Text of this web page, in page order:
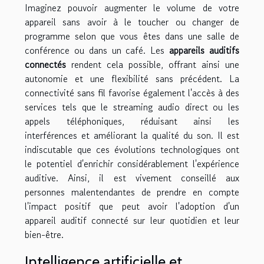
Imaginez pouvoir augmenter le volume de votre
appareil sans avoir à le toucher ou changer de
programme selon que vous êtes dans une salle de
conférence ou dans un café. Les appareils auditifs
connectés rendent cela possible, offrant ainsi une
autonomie et une flexibilité sans précédent. La
connectivité sans fil favorise également l'accès à des
services tels que le streaming audio direct ou les
appels téléphoniques, réduisant ainsi les
interférences et améliorant la qualité du son. Il est
indiscutable que ces évolutions technologiques ont
le potentiel d'enrichir considérablement l'expérience
auditive. Ainsi, il est vivement conseillé aux
personnes malentendantes de prendre en compte
l'impact positif que peut avoir l'adoption d'un
appareil auditif connecté sur leur quotidien et leur
bien-être.